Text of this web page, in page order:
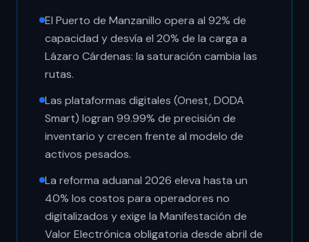
El Puerto de Manzanillo opera al 92% de
capacidad y desvía el 20% de la carga a
Lázaro Cárdenas: la saturación cambia las
rutas.
Las plataformas digitales (Onest, DODA
Smart) logran 99.99% de precisión de
inventario y crecen frente al modelo de
activos pesados.
La reforma aduanal 2026 eleva hasta un
40% los costos para operadores no
digitalizados y exige la Manifestación de
Valor Electrónica obligatoria desde abril de